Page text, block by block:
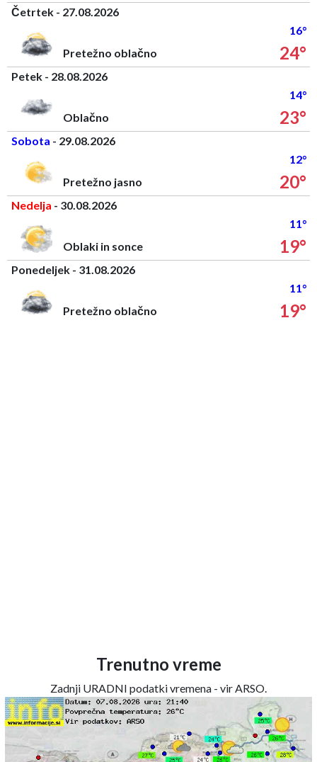
Četrtek - 27.08.2026
16°
Pretežno oblačno
24°
Petek - 28.08.2026
14°
Oblačno
23°
Sobota - 29.08.2026
12°
Pretežno jasno
20°
Nedelja - 30.08.2026
11°
Oblaki in sonce
19°
Ponedeljek - 31.08.2026
11°
Pretežno oblačno
19°
Trenutno vreme
Zadnji URADNI podatki vremena - vir ARSO.